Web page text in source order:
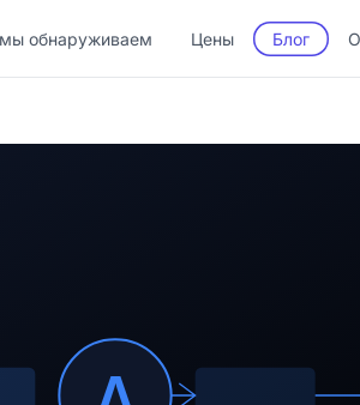
обнаруживаем Цены Блог